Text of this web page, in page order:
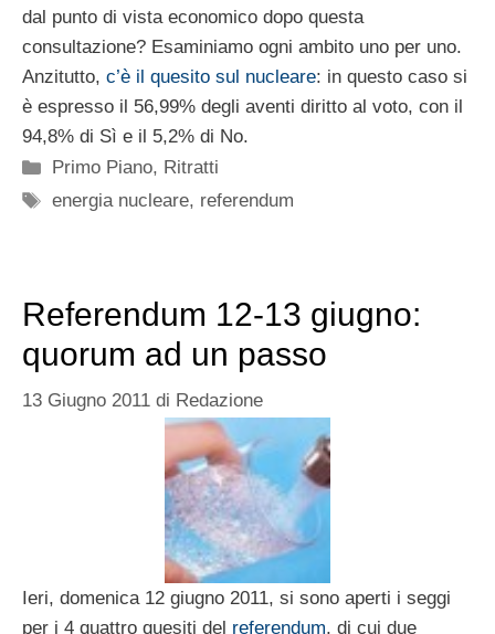
dal punto di vista economico dopo questa
consultazione? Esaminiamo ogni ambito uno per uno.
Anzitutto, c’è il quesito sul nucleare: in questo caso si
è espresso il 56,99% degli aventi diritto al voto, con il
94,8% di Sì e il 5,2% di No.
Categorie
Primo Piano, Ritratti
Tag
energia nucleare, referendum
Referendum 12-13 giugno:
quorum ad un passo
13 Giugno 2011 di Redazione
Ieri, domenica 12 giugno 2011, si sono aperti i seggi
per i 4 quattro quesiti del referendum, di cui due